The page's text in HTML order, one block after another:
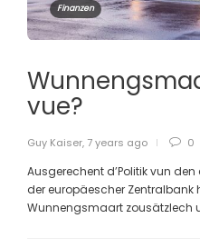
Finanzen
vue?
Guy Kaiser, 7 years ago 0
Ausgerechent d’Politik vun
der europäescher Zentralbank
Wunnengsmaart zousätzlech